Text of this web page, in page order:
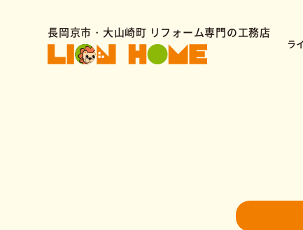
長岡京市・大山崎町 リフォーム専門の工務店
ラ